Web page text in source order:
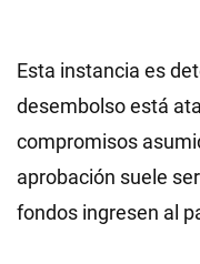
Esta instancia es
desembolso está
compromisos
aprobación suele
fondos ingresen al